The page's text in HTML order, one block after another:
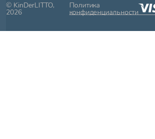
© KinDerLITTO,
2026
Политика
конфиденциальности